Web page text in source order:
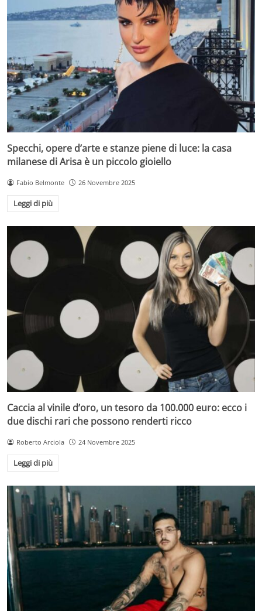
Specchi, opere d’arte e stanze piene di luce: la casa
milanese di Arisa è un piccolo gioiello
Fabio Belmonte 26 Novembre 2025
Leggi di più
Caccia al vinile d’oro, un tesoro da 100.000 euro: ecco i
due dischi rari che possono renderti ricco
Roberto Arciola 24 Novembre 2025
Leggi di più